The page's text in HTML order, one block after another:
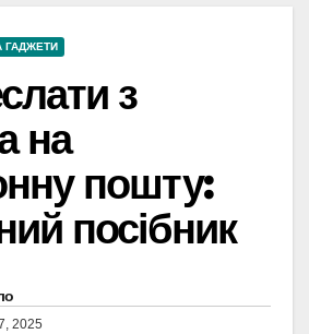
ГАДЖЕТИ
з
на
пошту:
посібник
2025